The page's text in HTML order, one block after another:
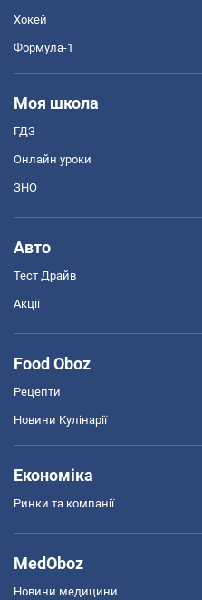
Хокей
Формула-1
Моя школа
ГДЗ
Онлайн уроки
ЗНО
Авто
Тест Драйв
Акції
Food Oboz
Рецепти
Новини Кулінарії
Економіка
Ринки та компанії
MedOboz
Новини медицини